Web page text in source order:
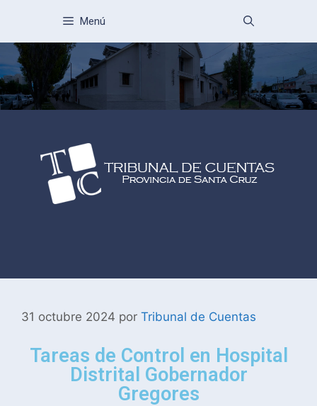
Menú
31 octubre 2024 por Tribunal de Cuentas
Tareas de Control en Hospital
Distrital Gobernador
Gregores